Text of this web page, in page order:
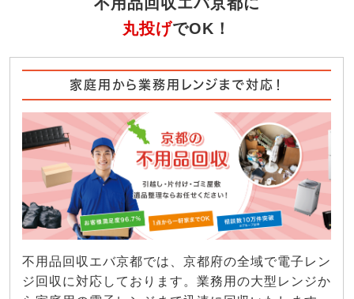
丸投げでOK！
家庭用から業務用レンジまで対応！
不用品回収エバ京都では、京都府の全域で電子レン
ジ回収に対応しております。業務用の大型レンジか